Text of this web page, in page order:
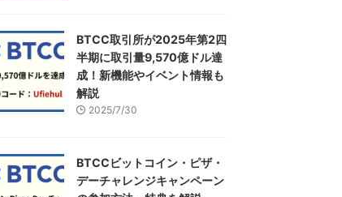
BTCC取引所が2025年第2四
半期に取引量9,570億ドル達
成！新機能やイベント情報も
解説
2025/7/30
BTCCビットコイン・ピザ・
デーチャレンジキャンペーン